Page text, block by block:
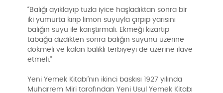
“Balığı ayıklayıp tuzla iyice haşladıktan sonra bir
iki yumurta kırıp limon suyuyla çırpıp yarısını
balığın suyu ile karıştırmalı. Ekmeği kızartıp
tabağa dizdikten sonra balığın suyunu üzerine
dökmeli ve kalan balıklı terbiyeyi de üzerine ilave
etmeli.”
Yeni Yemek Kitabı’nın ikinci baskısı 1927 yılında
Muharrem Miri tarafından Yeni Usul Yemek Kitabı